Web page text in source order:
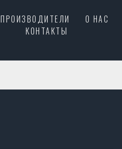
ПРОИЗВОДИТЕЛИ О НАС
КОНТАКТЫ